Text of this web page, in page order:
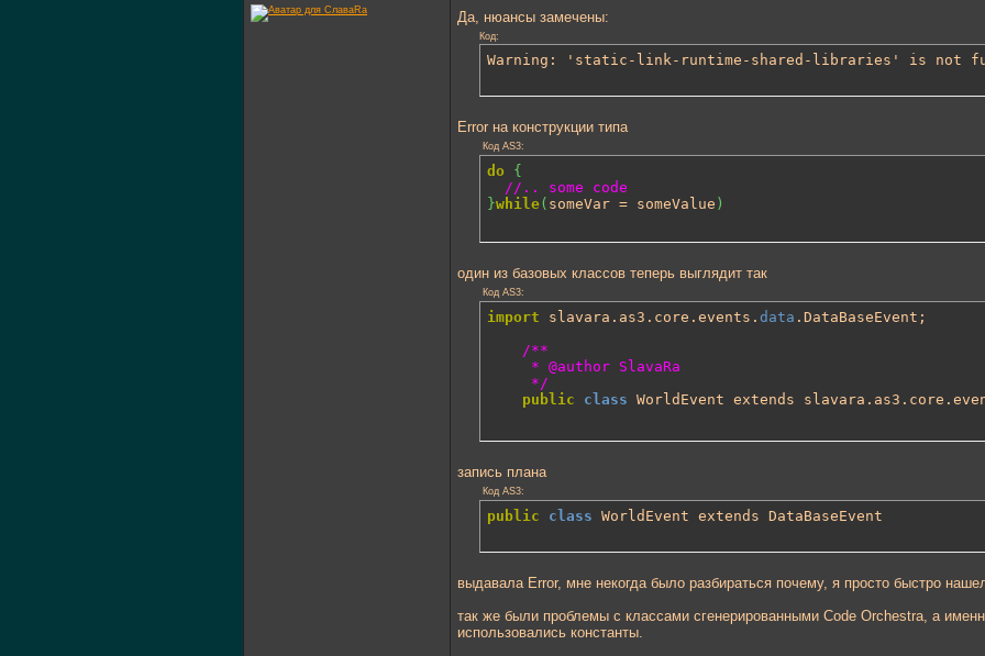
Да, нюансы замечены:
Код:
Warning: 'static-link-runtime-shared-libraries' is not
Error на конструкции типа
Код AS3:
do
{
//.. some code
}while( someVar = someValue )
один из базовых классов теперь выглядит так
Код AS3:
import slavara.as3.core.events. data .DataBaseEvent;
/**
	 */
public
class WorldEvent extends
запись плана
Код AS3:
public class WorldEvent extends DataBaseEvent
выдавала Error, мне некогда было разбираться почему, я просто быстро
так же были проблемы с классами сгенерированными Code Orchestra, а
использовались константы.